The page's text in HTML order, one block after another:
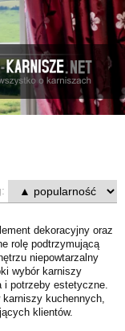
dekoracyjny oraz
rolę podtrzymującą
niepowtarzalny
wybór karniszy
i potrzeby estetyczne.
kuchennych,
klientów.